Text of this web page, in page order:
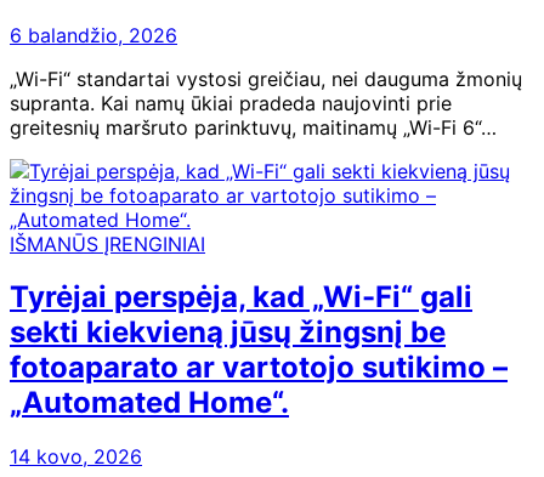
6 balandžio, 2026
„Wi-Fi“ standartai vystosi greičiau, nei dauguma žmonių
supranta. Kai namų ūkiai pradeda naujovinti prie
greitesnių maršruto parinktuvų, maitinamų „Wi-Fi 6“…
IŠMANŪS ĮRENGINIAI
Tyrėjai perspėja, kad „Wi-Fi“ gali
sekti kiekvieną jūsų žingsnį be
fotoaparato ar vartotojo sutikimo –
„Automated Home“.
14 kovo, 2026